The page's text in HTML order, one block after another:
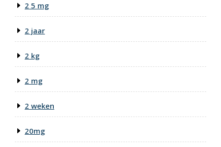
2 5 mg
2 jaar
2 kg
2 mg
2 weken
20mg